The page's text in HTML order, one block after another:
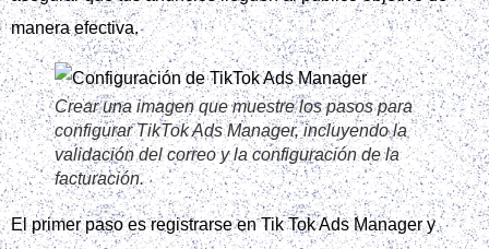
Crear una imagen que muestre los pasos
necesarios para lanzar una campaña en TikTok
Ads, desde la creación de la cuenta hasta la
optimización final.
La configuración de la cuenta y el uso de Tik Tok Ads
Manager son fundamentales para el éxito de la campaña.
Es importante crear la cuenta, verificar el email y configurar
la facturación de manera correcta.